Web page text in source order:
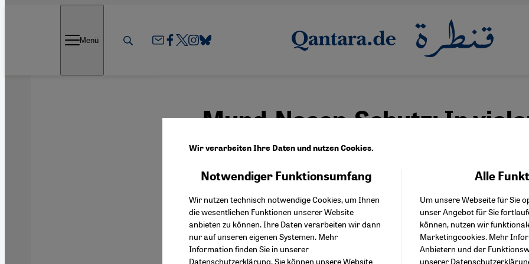
Menü
Mund-Nasen-Schutz: In
afrikanischen Kulturen
Ob Einwegmaske oder Designerstück: In Zeiten von
mehr und mehr Afrikaner zum Mundschutz. Der Schutz
Gesichts hat in einigen Regionen Afrikas Tradition. Von
Greb
Wir verarbeiten Ihre Daten und nutzen Cookies.
Notwendiger Funktionsumfang
Wir nutzen technisch notwendige Cookies, um Ihnen
die wesentlichen Funktionen unserer Website
anbieten zu können. Ihre Daten verarbeiten wir dann
nur auf unseren eigenen Systemen. Mehr
Information finden Sie in unserer
Datenschutzerklärung. Sie können unsere Website
Alle
Um unsere Webseite für Sie
unser Angebot für Sie
können, nutzen wir
Marketingcookies. Mehr
Anbietern und der
unserer
Facebook Embed /
Twitter Embed
Instagram Embed
Youtube Embed
Google Maps Embed